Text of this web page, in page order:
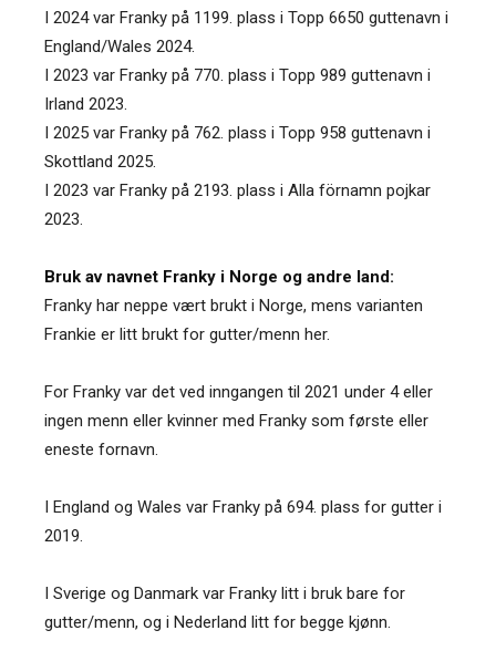
I 2024 var Franky på 1199. plass i Topp 6650 guttenavn i
England/Wales 2024.
I 2023 var Franky på 770. plass i Topp 989 guttenavn i
Irland 2023.
I 2025 var Franky på 762. plass i Topp 958 guttenavn i
Skottland 2025.
I 2023 var Franky på 2193. plass i Alla förnamn pojkar
2023.
Bruk av navnet Franky i Norge og andre land:
Franky har neppe vært brukt i Norge, mens varianten
Frankie er litt brukt for gutter/menn her.
For Franky var det ved inngangen til 2021 under 4 eller
ingen menn eller kvinner med Franky som første eller
eneste fornavn.
I England og Wales var Franky på 694. plass for gutter i
2019.
I Sverige og Danmark var Franky litt i bruk bare for
gutter/menn, og i Nederland litt for begge kjønn.